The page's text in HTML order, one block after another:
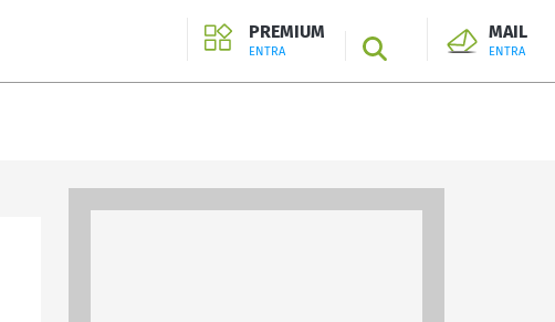
PREMIUM
ENTRA SEARCH
MAIL
ENTRA